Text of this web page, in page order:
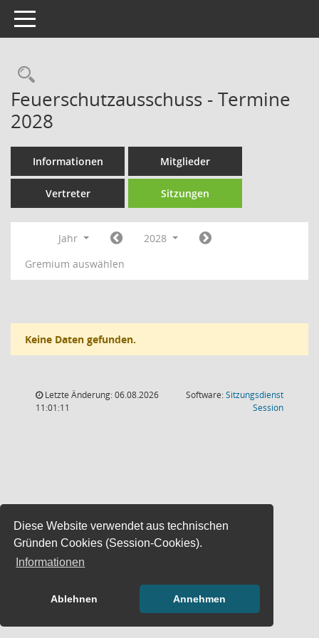
Diese Website verwendet aus technischen
Gründen Cookies (Session-Cookies).
Informationen
Ablehnen Annehmen
Toggle navigation
Rechercheauswahl
Feuerschutzausschuss - Termine
2028
Informationen Mitglieder
Vertreter Sitzungen
Jahr
2028
Gremium auswählen
Keine Daten gefunden.
Letzte Änderung: 06.08.2026
11:01:11
Software:Sitzungsdienst
Session(Wird in